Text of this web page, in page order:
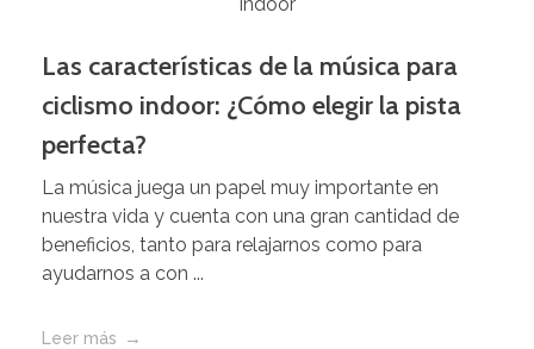
Las características de la música para
ciclismo indoor: ¿Cómo elegir la pista
perfecta?
La música juega un papel muy importante en
nuestra vida y cuenta con una gran cantidad de
beneficios, tanto para relajarnos como para
ayudarnos a con ...
Leer más